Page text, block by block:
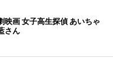
映画 女子高生探偵 あいちゃ
さん